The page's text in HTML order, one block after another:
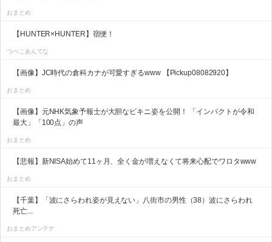
おまとめ
【HUNTER×HUNTER】宿便！
つべこあんてな
【画像】JC時代の倉科カナが可愛すぎるwww 【Pickup08082920】
おまとめ
【画像】元NHK気象予報士が大胆なビキニ姿を公開！ 「インパクトが令和
最大」「100点」の声
おまとめ
【悲報】新NISA始めて11ヶ月、全く金が増えなくて将来心配でワロタwww
おまとめ
【千葉】「波にさらわれ姿が見えない」八街市の男性（38）波にさらわれ
死亡...
おまとめアンテナ